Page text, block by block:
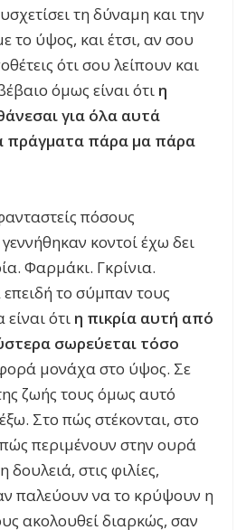
τη δύναμη και την
το ύψος, και έτσι, αν σου
ότι σου λείπουν και
όμως είναι ότι η
για όλα αυτά
πράγματα πάρα μα πάρα
πόσους
κοντοί έχω δει
Φαρμάκι. Γκρίνια.
επειδή το σύμπαν τους
ότι η πικρία αυτή από
σωρεύεται τόσο
μονάχα στο ύψος. Σε
ζωής τους όμως αυτό
Στο πώς στέκονται, στο
περιμένουν στην ουρά
δουλειά, στις φιλίες,
παλεύουν να το κρύψουν η
ακολουθεί διαρκώς, σαν